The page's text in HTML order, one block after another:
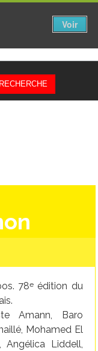
78e édition du
Amann, Baro
Mohamed El
Liddell,
Voir